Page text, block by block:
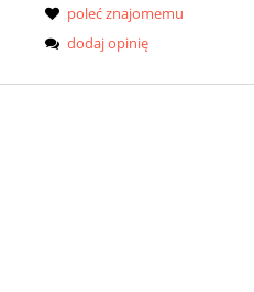
poleć znajomemu
dodaj opinię